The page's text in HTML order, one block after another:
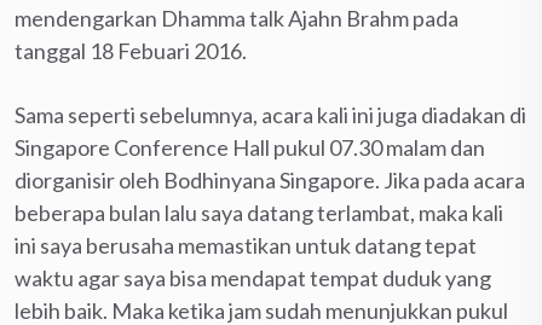
mendengarkan Dhamma talk Ajahn Brahm pada
tanggal 18 Febuari 2016.
Sama seperti sebelumnya, acara kali ini juga diadakan di
Singapore Conference Hall pukul 07.30 malam dan
diorganisir oleh Bodhinyana Singapore. Jika pada acara
beberapa bulan lalu saya datang terlambat, maka kali
ini saya berusaha memastikan untuk datang tepat
waktu agar saya bisa mendapat tempat duduk yang
lebih baik. Maka ketika jam sudah menunjukkan pukul